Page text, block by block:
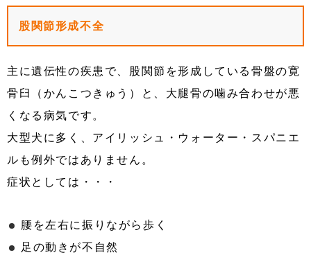
股関節形成不全
主に遺伝性の疾患で、股関節を形成している骨盤の寛
骨臼（かんこつきゅう）と、大腿骨の噛み合わせが悪
くなる病気です。
大型犬に多く、アイリッシュ・ウォーター・スパニエ
ルも例外ではありません。
症状としては・・・
腰を左右に振りながら歩く
足の動きが不自然